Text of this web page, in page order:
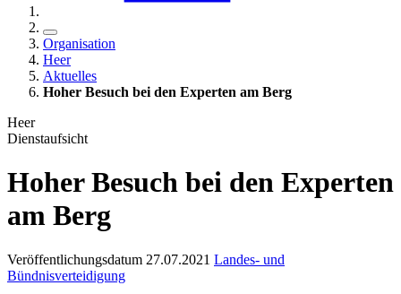
Organisation
Heer
Aktuelles
Hoher Besuch bei den Experten am Berg
Heer
Dienstaufsicht
Hoher Besuch bei den Experten
am Berg
Veröffentlichungsdatum 27.07.2021 Landes- und
Bündnisverteidigung